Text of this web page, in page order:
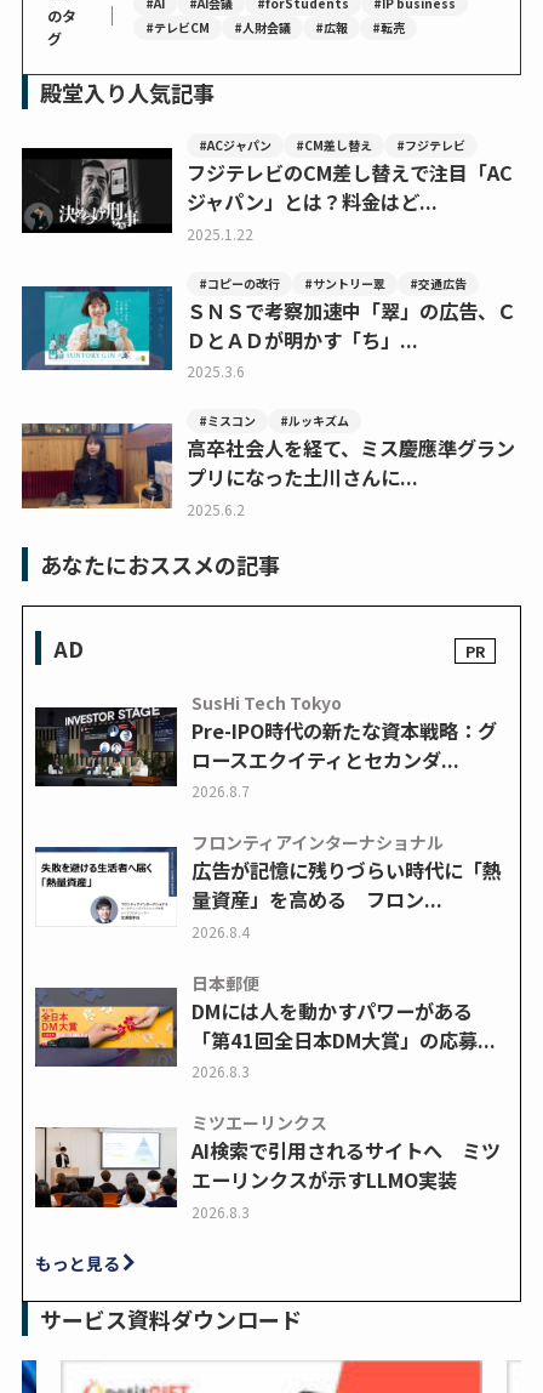
のタ
グ
｜
#テレビCM
#人財会議 #広報 #転売
殿堂入り人気記事
#ACジャパン #CM差し替え #フジテレビ
フジテレビのCM差し替えで注目「AC
ジャパン」とは？料金はど...
2025.1.22
#コピーの改行 #サントリー翠 #交通広告
ＳＮＳで考察加速中「翠」の広告、Ｃ
ＤとＡＤが明かす「ち」...
2025.3.6
#ミスコン #ルッキズム
高卒社会人を経て、ミス慶應準グラン
プリになった土川さんに...
2025.6.2
あなたにおススメの記事
AD
SusHi Tech Tokyo
Pre-IPO時代の新たな資本戦略：グ
ロースエクイティとセカンダ...
2026.8.7
フロンティアインターナショナル
広告が記憶に残りづらい時代に「熱
量資産」を高める フロン...
2026.8.4
日本郵便
DMには人を動かすパワーがある
「第41回全日本DM大賞」の応募...
2026.8.3
ミツエーリンクス
AI検索で引用されるサイトへ ミツ
エーリンクスが示すLLMO実装
2026.8.3
もっと見る
サービス資料ダウンロード